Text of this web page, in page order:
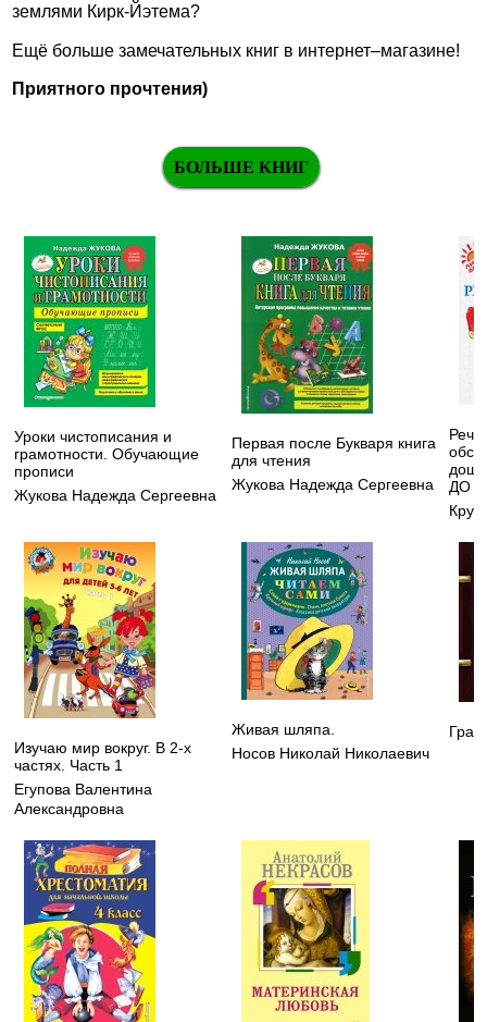
землями Кирк-Йэтема?
Ещё больше замечательных книг в интернет–магазине!
Приятного прочтения)
БОЛЬШЕ КНИГ
Уроки чистописания и
грамотности. Обучающие
прописи
Жукова Надежда Сергеевна
Первая после Букваря книга
для чтения
Жукова Надежда Сергеевна
ДО
Изучаю мир вокруг. В 2-х
частях. Часть 1
Егупова Валентина
Александровна
Живая шляпа.
Носов Николай Николаевич